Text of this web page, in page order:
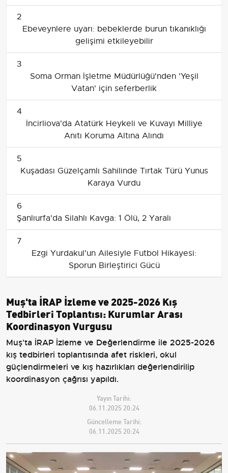
2
Ebeveynlere uyarı: bebeklerde burun tıkanıklığı
gelişimi etkileyebilir
3
Soma Orman İşletme Müdürlüğü'nden 'Yeşil
Vatan' için seferberlik
4
İncirliova'da Atatürk Heykeli ve Kuvayı Milliye
Anıtı Koruma Altına Alındı
5
Kuşadası Güzelçamlı Sahilinde Tırtak Türü Yunus
Karaya Vurdu
6
Şanlıurfa'da Silahlı Kavga: 1 Ölü, 2 Yaralı
7
Ezgi Yurdakul'un Ailesiyle Futbol Hikayesi:
Sporun Birleştirici Gücü
Muş'ta İRAP İzleme ve 2025-2026 Kış
Tedbirleri Toplantısı: Kurumlar Arası
Koordinasyon Vurgusu
Muş'ta İRAP İzleme ve Değerlendirme ile 2025-2026
kış tedbirleri toplantısında afet riskleri, okul
güçlendirmeleri ve kış hazırlıkları değerlendirilip
koordinasyon çağrısı yapıldı.
Yayın Tarihi:
06.11.2025 20:24
Güncelleme Tarihi:
06.11.2025 20:24